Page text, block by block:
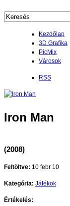
Kezdőlap
3D Grafika
PicMix
Városok
RSS
Iron Man
(2008)
Feltöltve: 10 febr 10
Kategória: Játékok
Értékelés: